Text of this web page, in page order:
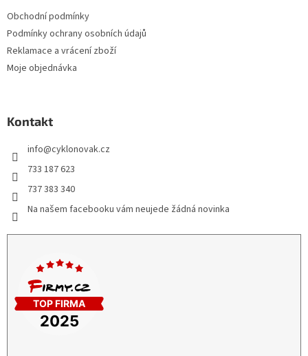
Obchodní podmínky
Podmínky ochrany osobních údajů
Reklamace a vrácení zboží
Moje objednávka
Kontakt
info@cyklonovak.cz
733 187 623
737 383 340
Na našem facebooku vám neujede žádná novinka